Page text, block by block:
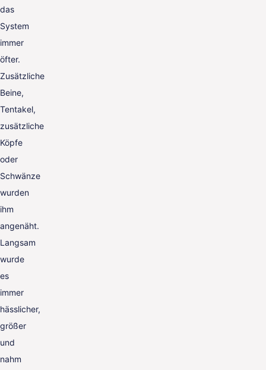
das
System
immer
öfter.
Zusätzliche
Beine,
Tentakel,
zusätzliche
Köpfe
oder
Schwänze
wurden
ihm
angenäht.
Langsam
wurde
es
immer
hässlicher,
größer
und
nahm